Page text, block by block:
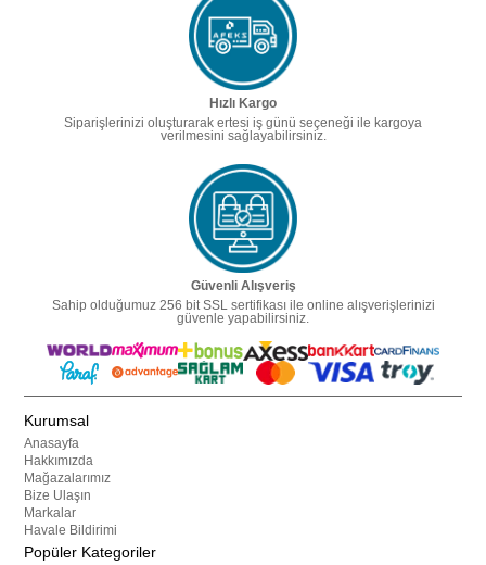
Hızlı Kargo
Siparişlerinizi oluşturarak ertesi iş günü seçeneği ile kargoya
verilmesini sağlayabilirsiniz.
Güvenli Alışveriş
Sahip olduğumuz 256 bit SSL sertifikası ile online alışverişlerinizi
güvenle yapabilirsiniz.
Kurumsal
Anasayfa
Hakkımızda
Mağazalarımız
Bize Ulaşın
Markalar
Havale Bildirimi
Popüler Kategoriler